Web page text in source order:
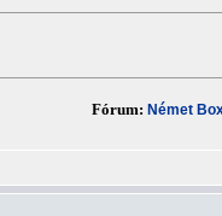
Fórum: Német